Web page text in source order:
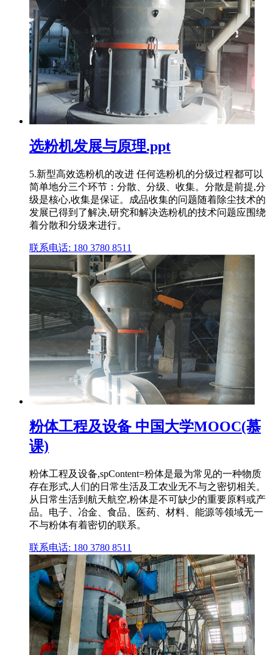
选粉机发展与原理.ppt
5.新型高效选粉机的改进 任何选粉机的分级过程都可以
简单地分三个环节：分散、分级、收集。分散是前提,分
级是核心,收集是保证。成品收集的问题随着除尘技术的
发展已得到了解决,研究和解决选粉机的技术问题应围绕
着分散和分级来进行。
联系电话: 180 3780 8511
粉体工程及设备 中国大学MOOC(慕
课)
粉体工程及设备,spContent=粉体是最为常见的一种物质
存在形式,人们的日常生活及工农业无不与之密切相关。
从日常生活到航天航空,粉体是不可缺少的重要原料或产
品。电子、冶金、食品、医药、材料、能源等领域无一
不与粉体有着密切的联系。
联系电话: 180 3780 8511